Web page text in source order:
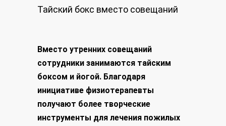
Тайский бокс вместо совещаний
Вместо утренних совещаний
сотрудники занимаются тайским
боксом и йогой. Благодаря
инициативе физиотерапевты
получают более творческие
инструменты для лечения пожилых